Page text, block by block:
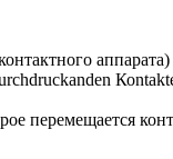
аппарата)
перемещается